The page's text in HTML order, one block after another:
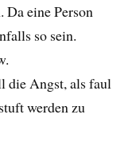
Da eine Person
so sein.
die Angst, als faul
werden zu